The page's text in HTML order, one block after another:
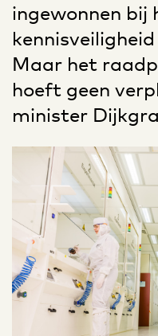
ingewonnen bij
Maar het
hoeft geen
minister